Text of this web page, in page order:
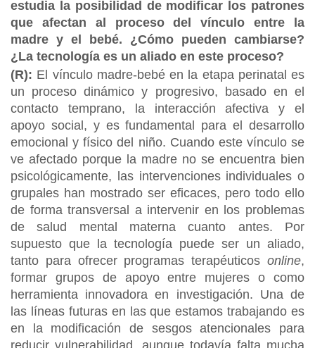
estudia la posibilidad de modificar los patrones
que afectan al proceso del vínculo entre la
madre y el bebé. ¿Cómo pueden cambiarse?
¿La tecnología es un aliado en este proceso?
(R): El vínculo madre-bebé en la etapa perinatal es
un proceso dinámico y progresivo, basado en el
contacto temprano, la interacción afectiva y el
apoyo social, y es fundamental para el desarrollo
emocional y físico del niño. Cuando este vínculo se
ve afectado porque la madre no se encuentra bien
psicológicamente, las intervenciones individuales o
grupales han mostrado ser eficaces, pero todo ello
de forma transversal a intervenir en los problemas
de salud mental materna cuanto antes. Por
supuesto que la tecnología puede ser un aliado,
tanto para ofrecer programas terapéuticos online,
formar grupos de apoyo entre mujeres o como
herramienta innovadora en investigación. Una de
las líneas futuras en las que estamos trabajando es
en la modificación de sesgos atencionales para
reducir vulnerabilidad, aunque todavía falta mucha